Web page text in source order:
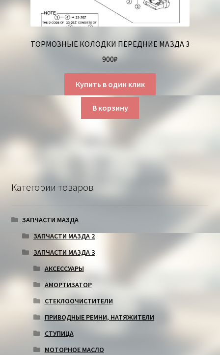
ТОРМОЗНЫЕ КОЛОДКИ ПЕРЕДНИЕ МАЗДА 3
900₽
Купить в один клик
В корзину
Категории товаров
ЗАПЧАСТИ МАЗДА
ЗАПЧАСТИ МАЗДА 2
ЗАПЧАСТИ МАЗДА 3
АКСЕССУАРЫ
АМОРТИЗАТОР
СТЕКЛООЧИСТИТЕЛИ
ПРИВОДНЫЕ РЕМНИ, НАТЯЖИТЕЛИ
СТУПИЦА
МОТОРНОЕ МАСЛО